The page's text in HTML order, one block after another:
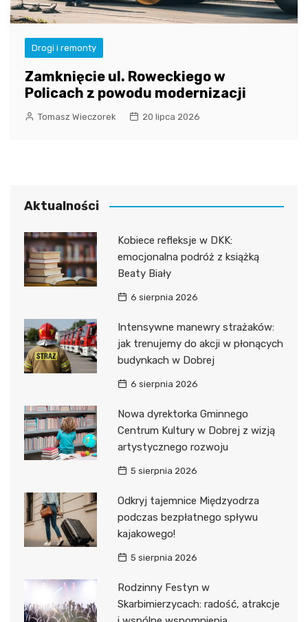
Drogi i remonty
Zamknięcie ul. Roweckiego w
Policach z powodu modernizacji
Tomasz Wieczorek 20 lipca 2026
Aktualności
Kobiece refleksje w DKK:
emocjonalna podróż z książką
Beaty Biały
6 sierpnia 2026
Intensywne manewry strażaków:
jak trenujemy do akcji w płonących
budynkach w Dobrej
6 sierpnia 2026
Nowa dyrektorka Gminnego
Centrum Kultury w Dobrej z wizją
artystycznego rozwoju
5 sierpnia 2026
Odkryj tajemnice Międzyodrza
podczas bezpłatnego spływu
kajakowego!
5 sierpnia 2026
Rodzinny Festyn w
Skarbimierzycach: radość, atrakcje